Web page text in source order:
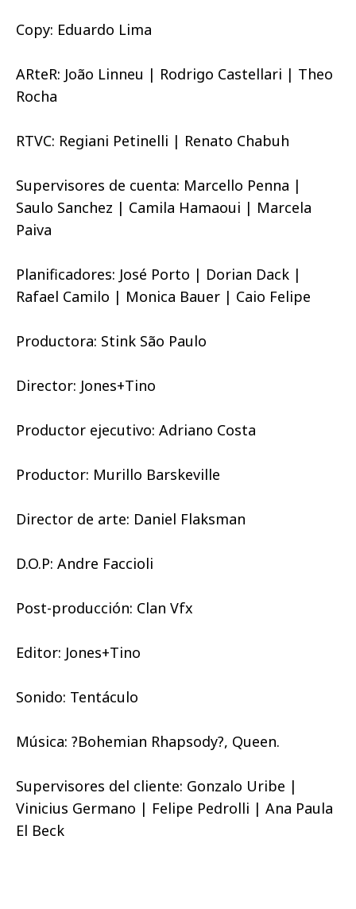
Copy: Eduardo Lima
ARteR: João Linneu | Rodrigo Castellari | Theo
Rocha
RTVC: Regiani Petinelli | Renato Chabuh
Supervisores de cuenta: Marcello Penna |
Saulo Sanchez | Camila Hamaoui | Marcela
Paiva
Planificadores: José Porto | Dorian Dack |
Rafael Camilo | Monica Bauer | Caio Felipe
Productora: Stink São Paulo
Director: Jones+Tino
Productor ejecutivo: Adriano Costa
Productor: Murillo Barskeville
Director de arte: Daniel Flaksman
D.O.P: Andre Faccioli
Post-producción: Clan Vfx
Editor: Jones+Tino
Sonido: Tentáculo
Música: ?Bohemian Rhapsody?, Queen.
Supervisores del cliente: Gonzalo Uribe |
Vinicius Germano | Felipe Pedrolli | Ana Paula
El Beck